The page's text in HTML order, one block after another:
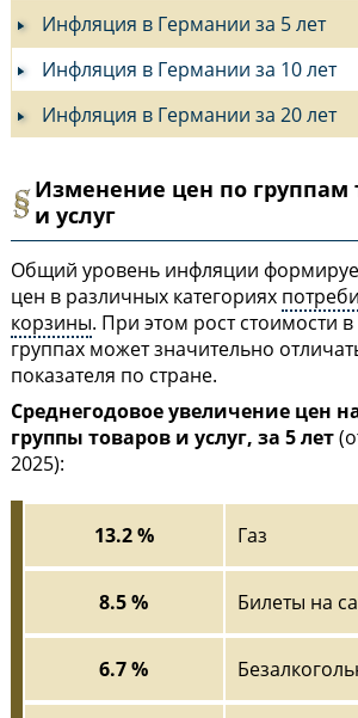
Инфляция в Германии за 5 лет
Инфляция в Германии за 10 лет
Инфляция в Германии за 20 лет
Изменение цен по группам
и услуг
Общий уровень инфляции
цен в различных категориях
корзины. При этом рост стоимости
группах может значительно
показателя по стране.
Среднегодовое увеличение цен
группы товаров и услуг, за 5 лет
2025):
13.2 % Газ
8.5 % Билеты на
6.7 %